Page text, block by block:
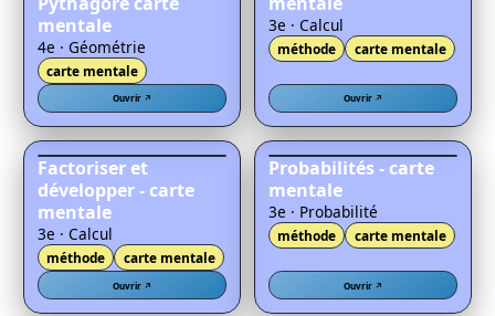
mentale
4e · Géométrie
carte mentale
Ouvrir ↗
3e · Calcul
méthode carte mentale
Ouvrir ↗
Factoriser et
développer - carte
mentale
3e · Calcul
méthode carte mentale
Ouvrir ↗
Probabilités - carte
mentale
3e · Probabilité
méthode carte mentale
Ouvrir ↗